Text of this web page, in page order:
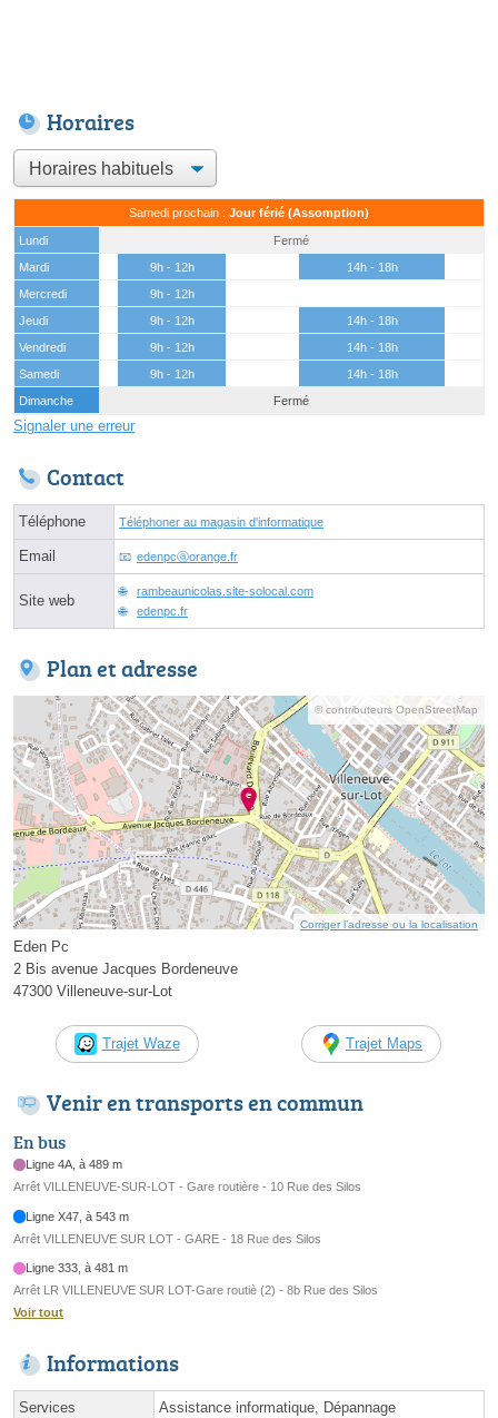
Horaires
Samedi prochain : Jour férié (Assomption)
Lundi
Fermé
Mardi
9h - 12h
14h - 18h
Mercredi
9h - 12h
Jeudi
9h - 12h
14h - 18h
Vendredi
9h - 12h
14h - 18h
Samedi
9h - 12h
14h - 18h
Dimanche
Fermé
Signaler une erreur
Contact
Téléphone Téléphoner au magasin d'informatique
Email edenpcⓐorange.fr
Site web
rambeaunicolas.site-solocal.com
edenpc.fr
Plan et adresse
© contributeurs OpenStreetMap
Corriger l’adresse ou la localisation
Eden Pc
2 Bis avenue Jacques Bordeneuve
47300 Villeneuve-sur-Lot
Trajet Waze Trajet Maps
Venir en transports en commun
En bus
Ligne 4A, à 489 m
Arrêt VILLENEUVE-SUR-LOT - Gare routière - 10 Rue des Silos
Ligne X47, à 543 m
Arrêt VILLENEUVE SUR LOT - GARE - 18 Rue des Silos
Ligne 333, à 481 m
Arrêt LR VILLENEUVE SUR LOT-Gare routiè (2) - 8b Rue des Silos
Voir tout
Informations
Services
Assistance informatique, Dépannage